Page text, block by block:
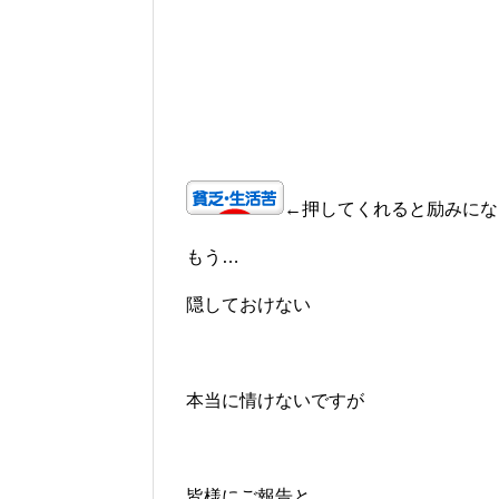
←押してくれると励みに
もう…
隠しておけない
本当に情けないですが